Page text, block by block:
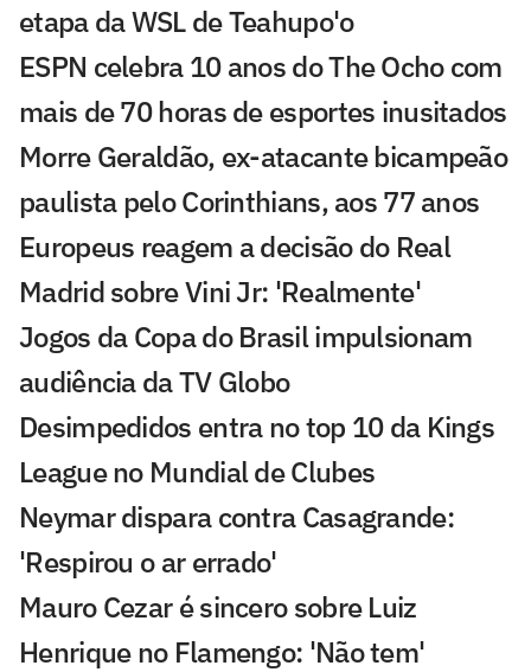
etapa da WSL de Teahupo'o
ESPN celebra 10 anos do The Ocho com
mais de 70 horas de esportes inusitados
Morre Geraldão, ex-atacante bicampeão
paulista pelo Corinthians, aos 77 anos
Europeus reagem a decisão do Real
Madrid sobre Vini Jr: 'Realmente'
Jogos da Copa do Brasil impulsionam
audiência da TV Globo
Desimpedidos entra no top 10 da Kings
League no Mundial de Clubes
Neymar dispara contra Casagrande:
'Respirou o ar errado'
Mauro Cezar é sincero sobre Luiz
Henrique no Flamengo: 'Não tem'